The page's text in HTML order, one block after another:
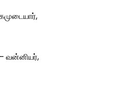
– வன்னியர்,